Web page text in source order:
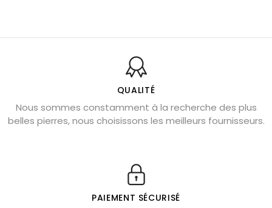
Bienfaits de la sélénite – pierre des anges
L’améthyste est-elle faite pour moi ?
Chrysocolle : pierre apaisante
Obsidienne dorée : vertus et signification
Véritable citrine naturelle non chauffée
Où placer la citrine dans la maison
QUALITÉ
Nous sommes constamment à la recherche des plus
belles pierres, nous choisissons les meilleurs fournisseurs.
PAIEMENT SÉCURISÉ